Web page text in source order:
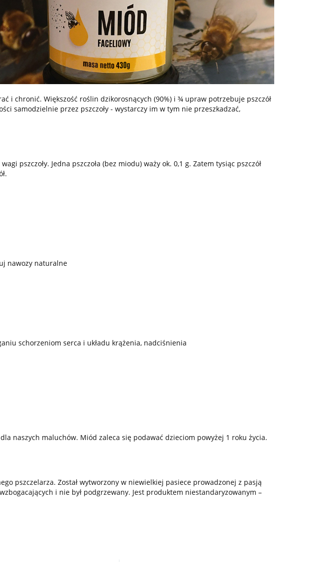
i chronić. Większość roślin dzikorosnących (90%) i ¾ upraw potrzebuje pszczół
samodzielnie przez pszczoły - wystarczy im w tym nie przeszkadzać,
pszczoły. Jedna pszczoła (bez miodu) waży ok. 0,1 g. Zatem tysiąc pszczół
nawozy naturalne
schorzeniom serca i układu krążenia, nadciśnienia
naszych maluchów. Miód zaleca się podawać dzieciom powyżej 1 roku życia.
pszczelarza. Został wytworzony w niewielkiej pasiece prowadzonej z pasją
i nie był podgrzewany. Jest produktem niestandaryzowanym –